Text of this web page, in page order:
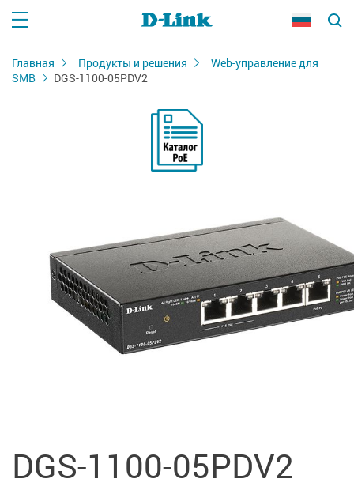
Главная Продукты и решения
Web-управление для
SMB
DGS-1100-05PDV2
DGS-1100-05PDV2